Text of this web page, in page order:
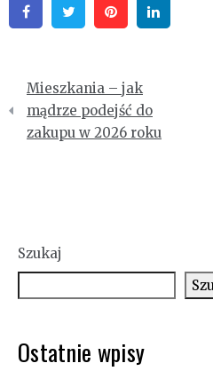
FacebookTwitter Pinterest
Nawigacja
wpisu
Mieszkania – jak
mądrze podejść do
zakupu w 2026 roku
Szukaj
Ostatnie wpisy